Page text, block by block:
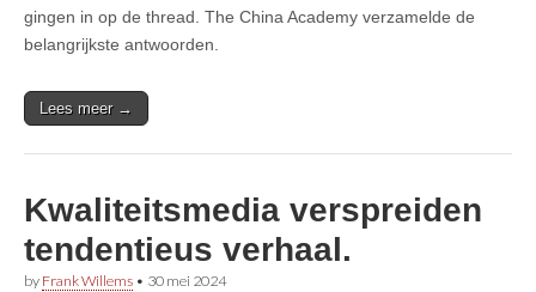
gingen in op de thread. The China Academy verzamelde de
belangrijkste antwoorden.
Lees meer →
Kwaliteitsmedia verspreiden
tendentieus verhaal.
by Frank Willems • 30 mei 2024